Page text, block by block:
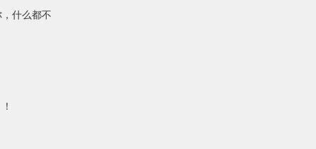
什么都不